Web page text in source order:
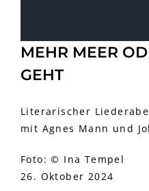
MEHR MEER
GEHT
Literarischer
mit Agnes Mann und
Foto: © Ina Tempel
26. Oktober 2024